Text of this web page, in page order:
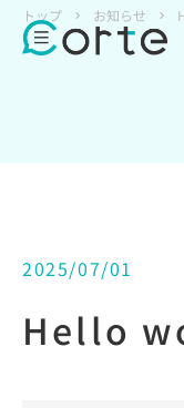
トップ お知らせ
2025/07/01
Hello